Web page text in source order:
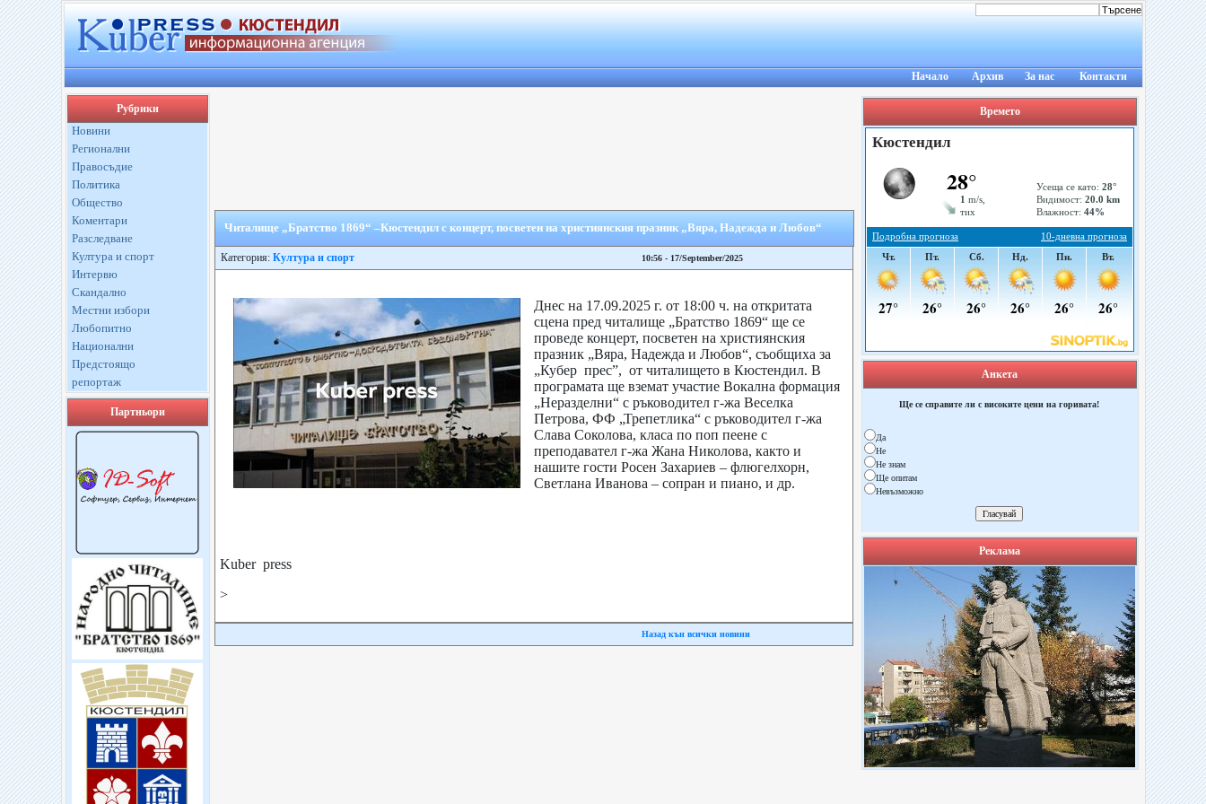
Начало Архив За нас Контакти
Рубрики
Новини
Регионални
Правосъдие
Политика
Общество
Коментари
Разследване
Култура и спорт
Интервю
Скандално
Местни избори
Любопитно
Национални
Предстоящо
репортаж
Партньори
Читалище „Братство 1869“ –Кюстендил с концерт, посветен на християнския празник „Вяра, Надежда и Любов“
Категория: Култура и спорт 10:56 - 17/September/2025
Днес на 17.09.2025 г. от 18:00 ч. на откритата
сцена пред читалище „Братство 1869“ ще се
проведе концерт, посветен на християнския
празник „Вяра, Надежда и Любов“, съобщиха за
„Кубер прес”, от читалището в Кюстендил. В
програмата ще вземат участие Вокална формация
„Неразделни“ с ръководител г-жа Веселка
Петрова, ФФ „Трепетлика“ с ръководител г-жа
Слава Соколова, класа по поп пеене с
преподавател г-жа Жана Николова, както и
нашите гости Росен Захариев – флюгелхорн,
Светлана Иванова – сопран и пиано, и др.
Kuber press
>
Назад кън всички новини
Времето
Анкета
Ще се справите ли с високите цени на горивата!
Да
Не
Не знам
Ще опитам
Невъзможно
Реклама